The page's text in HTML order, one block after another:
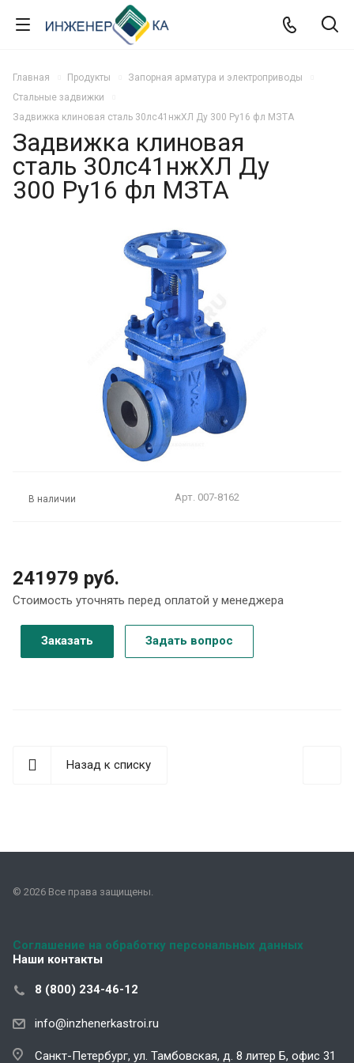
Главная Продукты
Запорная арматура и электроприводы
Стальные задвижки
Задвижка клиновая сталь 30лс41нжХЛ Ду 300 Ру16 фл МЗТА
Задвижка клиновая
сталь 30лс41нжХЛ Ду
300 Ру16 фл МЗТА
В наличии Арт. 007-8162
241979 руб.
Стоимость уточнять перед оплатой у менеджера
Заказать Задать вопрос
Назад к списку
© 2026 Все права защищены.
Соглашение на обработку персональных данных
Наши контакты
8 (800) 234-46-12
info@inzhenerkastroi.ru
Санкт-Петербург, ул. Тамбовская, д. 8 литер Б, офис 31